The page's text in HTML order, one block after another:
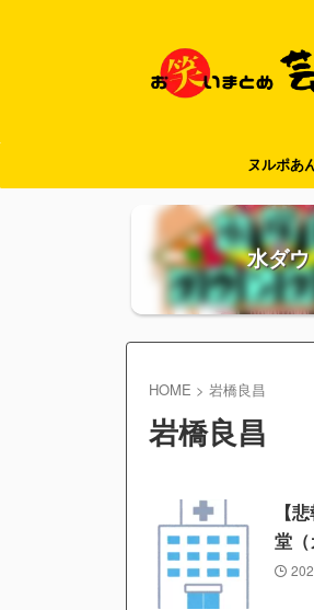
ヌルポあ
水ダウ
HOME > 岩橋良昌
岩橋良昌
【
堂（